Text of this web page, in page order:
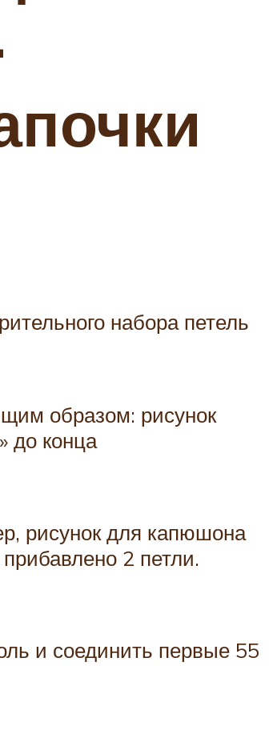
набора петель
образом: рисунок
до конца
рисунок для капюшона
2 петли.
и соединить первые 55